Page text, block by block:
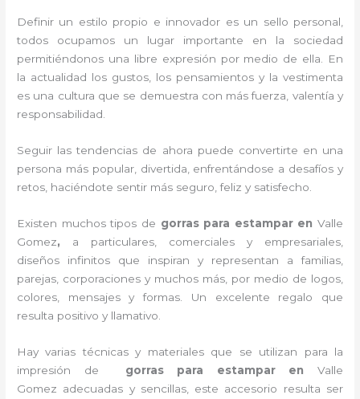
Definir un estilo propio e innovador es un sello personal,
todos ocupamos un lugar importante en la sociedad
permitiéndonos una libre expresión por medio de ella. En
la actualidad los gustos, los pensamientos y la vestimenta
es una cultura que se demuestra con más fuerza, valentía y
responsabilidad.
Seguir las tendencias de ahora puede convertirte en una
persona más popular, divertida, enfrentándose a desafíos y
retos, haciéndote sentir más seguro, feliz y satisfecho.
Existen muchos tipos de gorras para estampar en Valle
Gomez, a particulares, comerciales y empresariales,
diseños infinitos que inspiran y representan a familias,
parejas, corporaciones y muchos más, por medio de logos,
colores, mensajes y formas. Un excelente regalo que
resulta positivo y llamativo.
Hay varias técnicas y materiales que se utilizan para la
impresión de gorras para estampar en Valle
Gomez adecuadas y sencillas, este accesorio resulta ser